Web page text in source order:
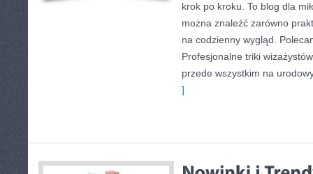
krok po kroku. To blog dla
można znaleźć zarówno
na codzienny wygląd.
Profesjonalne triki
przede wszystkim na
]